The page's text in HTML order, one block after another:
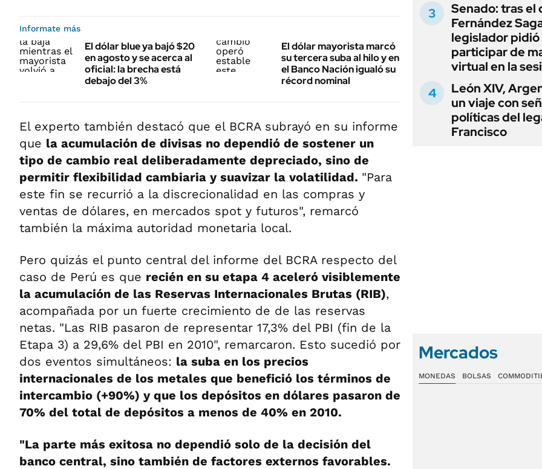
Informate más
El dólar blue ya bajó $20
en agosto y se acerca al
oficial: la brecha está
debajo del 3%
El dólar mayorista marcó
su tercera suba al hilo y en
el Banco Nación igualó su
récord nominal
El experto también destacó que el BCRA subrayó en su informe
que la acumulación de divisas no dependió de sostener un
tipo de cambio real deliberadamente depreciado, sino de
permitir flexibilidad cambiaria y suavizar la volatilidad. "Para
este fin se recurrió a la discrecionalidad en las compras y
ventas de dólares, en mercados spot y futuros", remarcó
también la máxima autoridad monetaria local.
Pero quizás el punto central del informe del BCRA respecto del
caso de Perú es que recién en su etapa 4 aceleró visiblemente
la acumulación de las Reservas Internacionales Brutas (RIB),
acompañada por un fuerte crecimiento de de las reservas
netas. "Las RIB pasaron de representar 17,3% del PBI (fin de la
Etapa 3) a 29,6% del PBI en 2010", remarcaron. Esto sucedió por
dos eventos simultáneos: la suba en los precios
internacionales de los metales que benefició los términos de
intercambio (+90%) y que los depósitos en dólares pasaron de
70% del total de depósitos a menos de 40% en 2010.
"La parte más exitosa no dependió solo de la decisión del
banco central, sino también de factores externos favorables.
Senado: tras el
Fernández
legislador pidió
participar de
virtual en la
León XIV,
un viaje con
políticas del
Francisco
Mercados
MONEDAS BOLSAS